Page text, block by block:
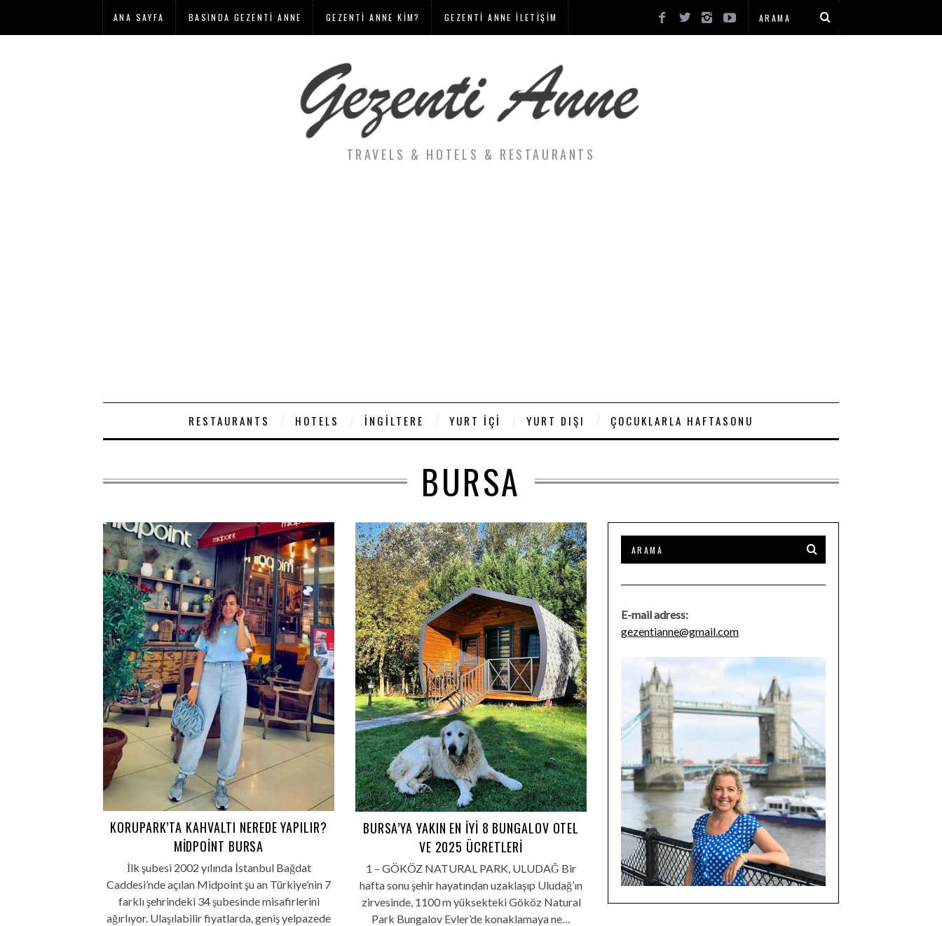
ANA SAYFA BASINDA GEZENTI ANNE GEZENTI ANNE KIM? GEZENTI ANNE İLETIŞIM
TRAVELS & HOTELS & RESTAURANTS
RESTAURANTS HOTELS İNGILTERE YURT İÇI YURT DIŞI ÇOCUKLARLA HAFTASONU
BURSA
KORUPARK’TA KAHVALTI NEREDE YAPILIR?
MIDPOINT BURSA
İlk şubesi 2002 yılında İstanbul Bağdat
Caddesi’nde açılan Midpoint şu an Türkiye’nin 7
farklı şehrindeki 34 şubesinde misafirlerini
ağırlıyor. Ulaşılabilir fiyatlarda, geniş yelpazede
BURSA’YA YAKIN EN IYI 8 BUNGALOV OTEL
VE 2025 ÜCRETLERI
1 – GÖKÖZ NATURAL PARK, ULUDAĞ Bir
hafta sonu şehir hayatından uzaklaşıp Uludağ’ın
zirvesinde, 1100 m yüksekteki Gököz Natural
Park Bungalov Evler’de konaklamaya ne…
E-mail adress:
gezentianne@gmail.com